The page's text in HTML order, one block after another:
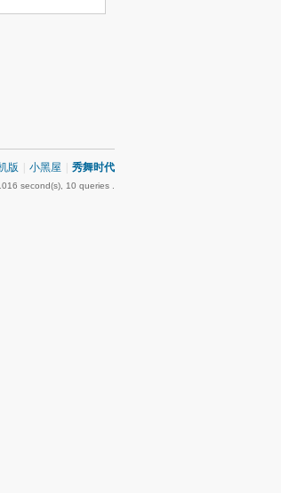
版 小黑屋 秀舞时代
second(s), 10 queries .